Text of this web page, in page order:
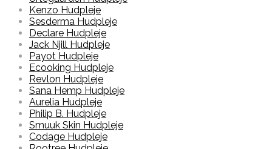
Kenzo Hudpleje
Sesderma Hudpleje
Declare Hudpleje
Jack Njill Hudpleje
Payot Hudpleje
Ecooking Hudpleje
Revlon Hudpleje
Sana Hemp Hudpleje
Aurelia Hudpleje
Philip B. Hudpleje
Smuuk Skin Hudpleje
Codage Hudpleje